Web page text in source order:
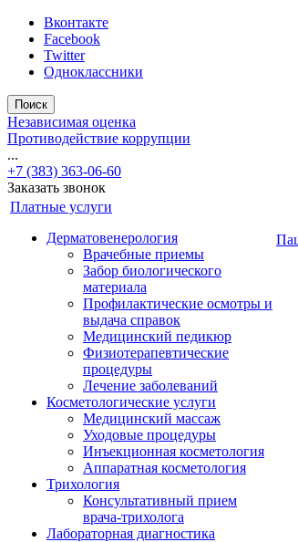
Вконтакте
Facebook
Twitter
Одноклассники
Поиск
Независимая оценка
Противодействие коррупции
...
+7 (383) 363-06-60
Заказать звонок
Платные услуги
Дерматовенерология
Врачебные приемы
Забор биологического
материала
Профилактические осмотры и
выдача справок
Медицинский педикюр
Физиотерапевтические
процедуры
Лечение заболеваний
Косметологические услуги
Медицинский массаж
Уходовые процедуры
Инъекционная косметология
Аппаратная косметология
Трихология
Консультативный прием
врача-трихолога
Лабораторная диагностика